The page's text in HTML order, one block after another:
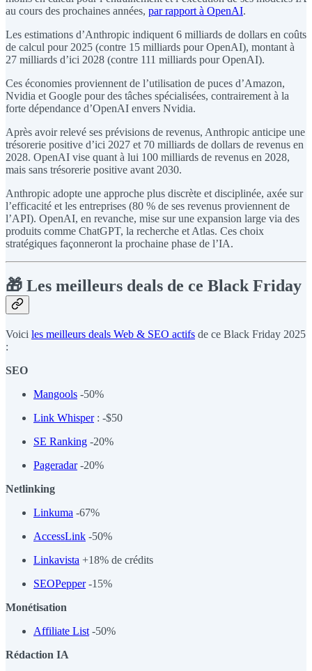
au cours des prochaines années, par rapport à OpenAI.
Les estimations d’Anthropic indiquent 6 milliards de dollars en coûts
de calcul pour 2025 (contre 15 milliards pour OpenAI), montant à
27 milliards d’ici 2028 (contre 111 milliards pour OpenAI).
Ces économies proviennent de l’utilisation de puces d’Amazon,
Nvidia et Google pour des tâches spécialisées, contrairement à la
forte dépendance d’OpenAI envers Nvidia.
Après avoir relevé ses prévisions de revenus, Anthropic anticipe une
trésorerie positive d’ici 2027 et 70 milliards de dollars de revenus en
2028. OpenAI vise quant à lui 100 milliards de revenus en 2028,
mais sans trésorerie positive avant 2030.
Anthropic adopte une approche plus discrète et disciplinée, axée sur
l’efficacité et les entreprises (80 % de ses revenus proviennent de
l’API). OpenAI, en revanche, mise sur une expansion large via des
produits comme ChatGPT, la recherche et Atlas. Ces choix
stratégiques façonneront la prochaine phase de l’IA.
🎁 Les meilleurs deals de ce Black Friday
Voici les meilleurs deals Web & SEO actifs de ce Black Friday 2025
:
SEO
Mangools -50%
Link Whisper: -$50
SE Ranking -20%
Pageradar-20%
Netlinking
Linkuma -67%
AccessLink -50%
Linkavista +18% de crédits
SEOPepper-15%
Monétisation
Affiliate List -50%
Rédaction IA